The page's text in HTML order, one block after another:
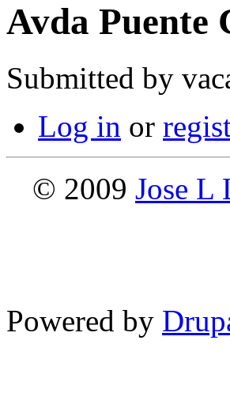
Avda Puente
Submitted by
Log in or
© 2009 Jose L
Powered by